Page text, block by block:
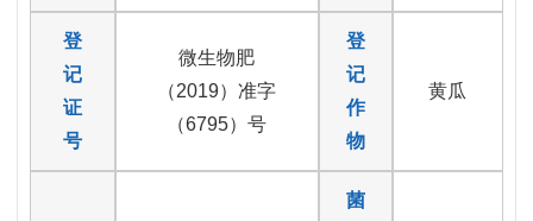
登
记
证
号
微生物肥
（2019）准字
（6795）号
登
记
作
物
黄瓜
菌